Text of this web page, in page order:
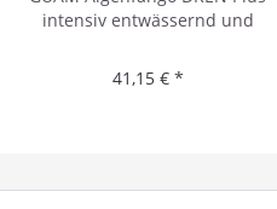
intensiv entwässernd und
41,15 € *